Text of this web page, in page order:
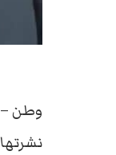
وطن –